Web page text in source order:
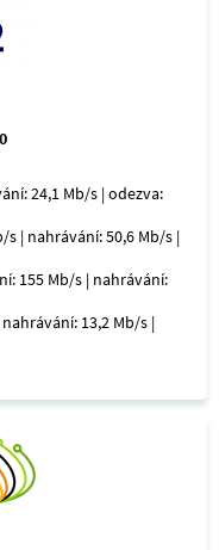
24,1 Mb/s | odezva:
s | nahrávání: 50,6 Mb/s |
155 Mb/s | nahrávání:
13,2 Mb/s |